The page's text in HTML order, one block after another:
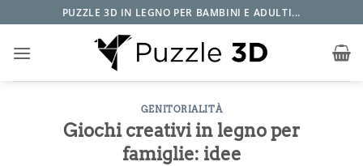
ai
contenuti
PUZZLE 3D IN LEGNO PER BAMBINI E ADULTI...
GENITORIALITÀ
Giochi creativi in legno per
famiglie: idee